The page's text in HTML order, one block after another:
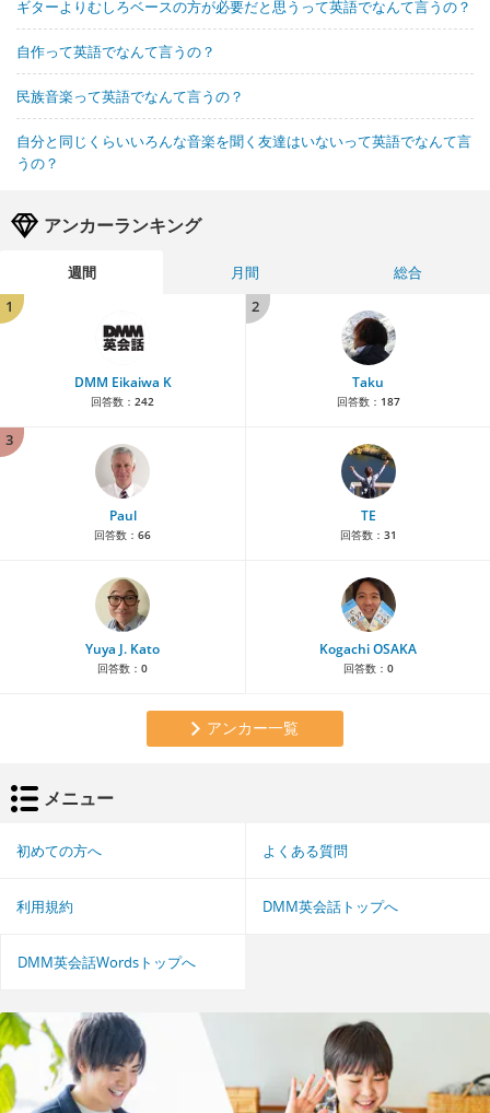
ギターよりむしろベースの方が必要だと思うって英語でなんて言うの？
自作って英語でなんて言うの？
民族音楽って英語でなんて言うの？
自分と同じくらいいろんな音楽を聞く友達はいないって英語でなんて言
うの？
アンカーランキング
週間 月間
総合
1
DMM Eikaiwa K
回答数： 242
2
Taku
回答数： 187
3
Paul
回答数： 66
TE
回答数： 31
Yuya J. Kato
回答数： 0
Kogachi OSAKA
回答数： 0
アンカー一覧
メニュー
初めての方へ よくある質問
利用規約 DMM英会話トップへ
DMM英会話Wordsトップへ